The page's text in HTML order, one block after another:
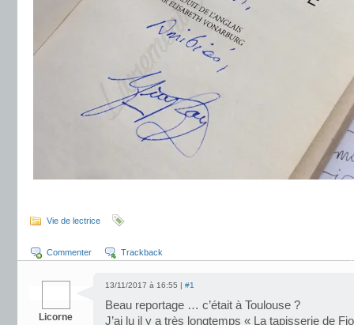
Vie de lectrice
Commenter Trackback
Licorne
13/11/2017 à 16:55 | #1
Beau reportage … c’était à Toulouse ?
J’ai lu il y a très longtemps « La tapisserie de